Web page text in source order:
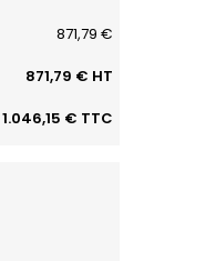
871,79 €
871,79 € HT
1.046,15 € TTC